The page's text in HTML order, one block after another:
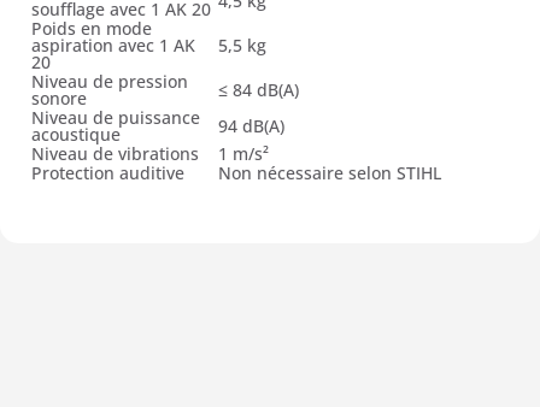
soufflage avec 1 AK 20
Poids en mode
aspiration avec 1 AK
20
5,5 kg
Niveau de pression
sonore
≤ 84 dB(A)
Niveau de puissance
acoustique
94 dB(A)
Niveau de vibrations
1 m/s²
Protection auditive
Non nécessaire selon STIHL